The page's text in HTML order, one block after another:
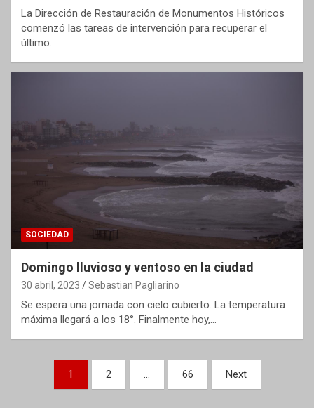
La Dirección de Restauración de Monumentos Históricos
comenzó las tareas de intervención para recuperar el
último…
SOCIEDAD
Domingo lluvioso y ventoso en la ciudad
30 abril, 2023 Sebastian Pagliarino
Se espera una jornada con cielo cubierto. La temperatura
máxima llegará a los 18°. Finalmente hoy,…
Paginación
1 2 66 Next